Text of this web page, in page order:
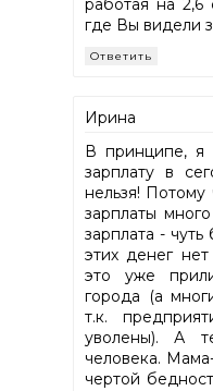
работая на 2,6
где Вы видели
Ответить
Ирина
В принципе, я
зарплату в
нельзя!
зарплаты
зарплата -
этих денег
это уже
города (а
т.к.
уволены). А
человека.
чертой